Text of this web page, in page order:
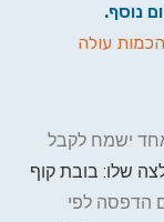
נוסף.
עולה
ישמח לקבל
שלו: בובת קוף
הדפסה לפי